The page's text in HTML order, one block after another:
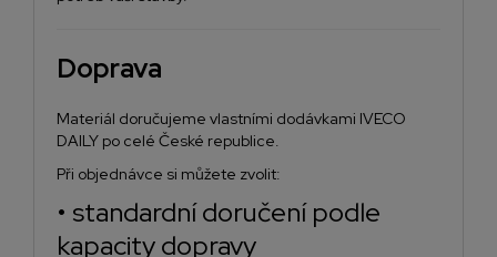
Doprava
Materiál doručujeme vlastními dodávkami IVECO
DAILY po celé České republice.
Při objednávce si můžete zvolit:
• standardní doručení podle
kapacity dopravy